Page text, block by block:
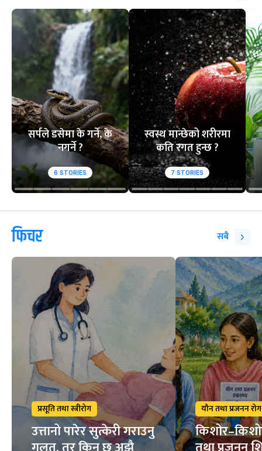
सर्पले डसेमा के गर्ने, के
नगर्ने ?
6 STORIES
स्वस्थ मान्छेको शरीरमा
कति रगत हुन्छ ?
7 STORIES
फिचर सबै
प्रसूति तथा स्त्रीरोग
उत्तानो पारेर सुत्केरी गराउनु
यौन तथा प्रजनन रोग